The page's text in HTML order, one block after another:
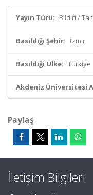
Yayın Türü: Bildiri /
Basıldığı Şehir: İzmir
Basıldığı Ülke: Türkiye
Akdeniz Üniversitesi
Paylaş
İletişim Bilgileri